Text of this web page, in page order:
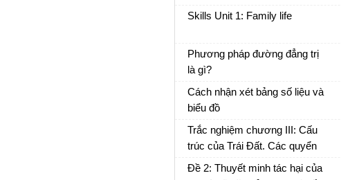
Chuyện chức phán sự đền Tản Viên
Skills Unit 1: Family life
Phương pháp đường đẳng trị
là gì?
Cách nhận xét bảng số liệu và
biểu đồ
Ôn tập Địa 10
Trắc nghiệm chương III: Cấu
trúc của Trái Đất. Các quyển
của lớp vỏ địa lí
Đề 2: Thuyết minh tác hại của